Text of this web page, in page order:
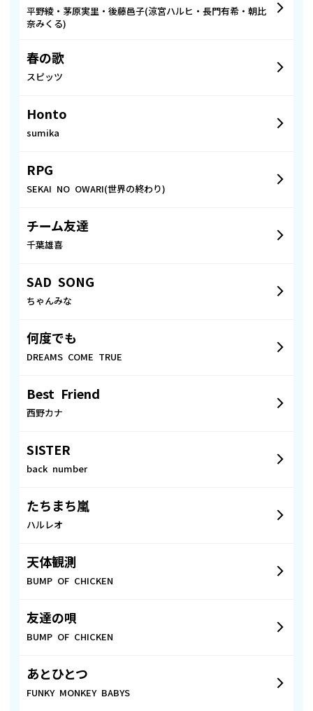
平野綾・茅原実里・後藤邑子(涼宮ハルヒ・長門有希・朝比
奈みくる)
春の歌
スピッツ
Honto
sumika
RPG
SEKAI NO OWARI(世界の終わり)
チーム友達
千葉雄喜
SAD SONG
ちゃんみな
何度でも
DREAMS COME TRUE
Best Friend
西野カナ
SISTER
back number
たちまち嵐
ハルレオ
天体観測
BUMP OF CHICKEN
友達の唄
BUMP OF CHICKEN
あとひとつ
FUNKY MONKEY BABYS